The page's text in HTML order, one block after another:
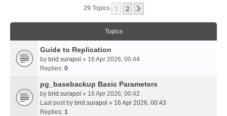
29 Topics 1 2
Topics
Guide to Replication
by brid.surapol » 16 Apr 2026, 00:44
Replies: 0
pg_basebackup Basic Parameters
by brid.surapol » 16 Apr 2026, 00:42
Last post by brid.surapol » 16 Apr 2026, 00:43
Replies: 1